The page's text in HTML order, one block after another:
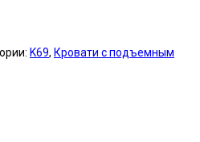
K69, Кровати с подъемным